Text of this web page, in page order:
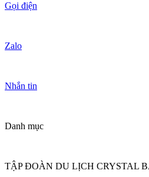
Gọi điện
Zalo
Nhắn tin
Danh mục
TẬP ĐOÀN DU LỊCH CRYSTAL